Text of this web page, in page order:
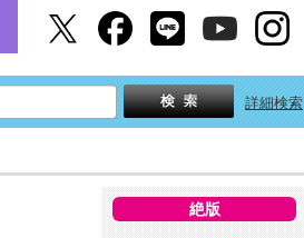
詳細検索
絶版